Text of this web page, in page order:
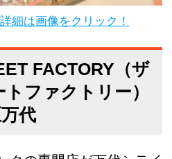
細は画像をクリック！
FACTORY（ザ
ファクトリー）
代